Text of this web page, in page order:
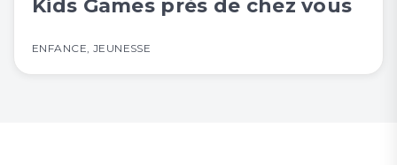
Kids Games près de chez vous
ENFANCE JEUNESSE